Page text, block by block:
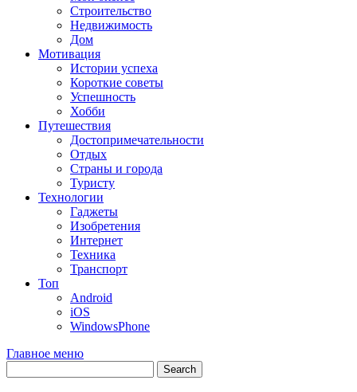
Строительство
Недвижимость
Дом
Мотивация
Истории успеха
Короткие советы
Успешность
Хобби
Путешествия
Достопримечательности
Отдых
Страны и города
Туристу
Технологии
Гаджеты
Изобретения
Интернет
Техника
Транспорт
Топ
Android
iOS
WindowsPhone
Главное меню